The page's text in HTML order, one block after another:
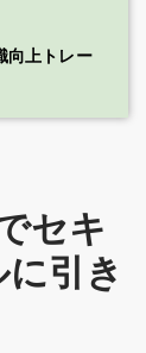
向上トレー
セキ
引き